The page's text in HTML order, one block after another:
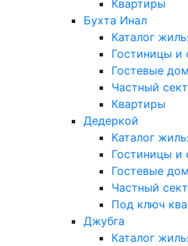
Квартиры
Бухта Инал
Каталог
Гостиницы и
Гостевые
Частный
Квартиры
Дедеркой
Каталог
Гостиницы и
Гостевые
Частный
Под ключ
Джубга
Каталог